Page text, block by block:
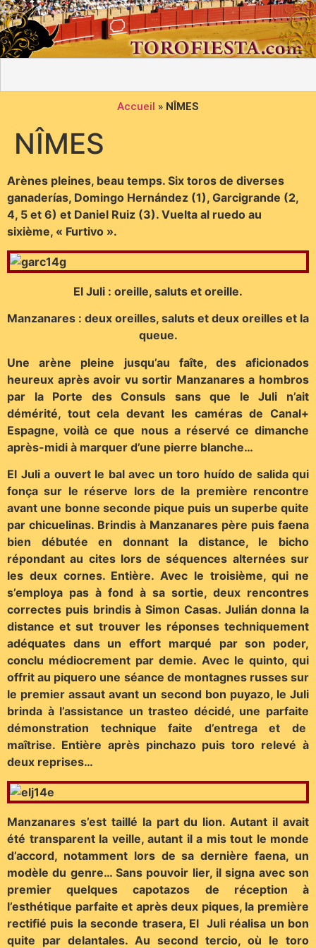
Accueil » NÎMES
NÎMES
Arènes pleines, beau temps. Six toros de diverses
ganaderías, Domingo Hernández (1), Garcigrande (2,
4, 5 et 6) et Daniel Ruiz (3). Vuelta al ruedo au
sixième, « Furtivo ».
El Juli : oreille, saluts et oreille.
Manzanares : deux oreilles, saluts et deux oreilles et la
queue.
Une arène pleine jusqu’au faîte, des aficionados
heureux après avoir vu sortir Manzanares a hombros
par la Porte des Consuls sans que le Juli n’ait
démérité, tout cela devant les caméras de Canal+
Espagne, voilà ce que nous a réservé ce dimanche
après-midi à marquer d’une pierre blanche…
El Juli a ouvert le bal avec un toro huído de salida qui
fonça sur le réserve lors de la première rencontre
avant une bonne seconde pique puis un superbe quite
par chicuelinas. Brindis à Manzanares père puis faena
bien débutée en donnant la distance, le bicho
répondant au cites lors de séquences alternées sur
les deux cornes. Entière. Avec le troisième, qui ne
s’employa pas à fond à sa sortie, deux rencontres
correctes puis brindis à Simon Casas. Julián donna la
distance et sut trouver les réponses techniquement
adéquates dans un effort marqué par son poder,
conclu médiocrement par demie. Avec le quinto, qui
offrit au piquero une séance de montagnes russes sur
le premier assaut avant un second bon puyazo, le Juli
brinda à l’assistance un trasteo décidé, une parfaite
démonstration technique faite d’entrega et de
maîtrise. Entière après pinchazo puis toro relevé à
deux reprises…
Manzanares s’est taillé la part du lion. Autant il avait
été transparent la veille, autant il a mis tout le monde
d’accord, notamment lors de sa dernière faena, un
modèle du genre… Sans pouvoir lier, il signa avec son
premier quelques capotazos de réception à
l’esthétique parfaite et après deux piques, la première
rectifié puis la seconde trasera, El Juli réalisa un bon
quite par delantales. Au second tercio, où le toro